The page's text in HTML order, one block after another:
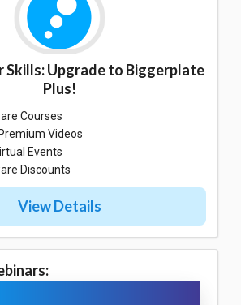
Skills: Upgrade to Biggerplate
Plus!
Courses
Videos
Events
Discounts
View Details